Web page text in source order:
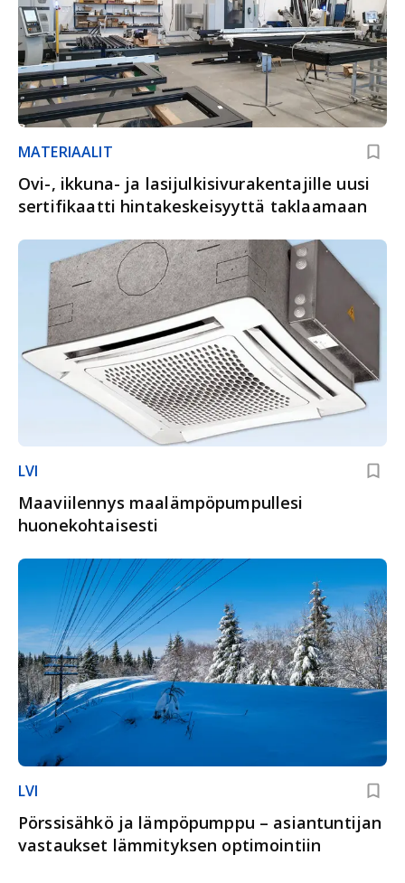
MATERIAALIT
Ovi-, ikkuna- ja lasijulkisivurakentajille uusi
sertifikaatti hintakeskeisyyttä taklaamaan
LVI
Maaviilennys maalämpöpumpullesi
huonekohtaisesti
LVI
Pörssisähkö ja lämpöpumppu – asiantuntijan
vastaukset lämmityksen optimointiin